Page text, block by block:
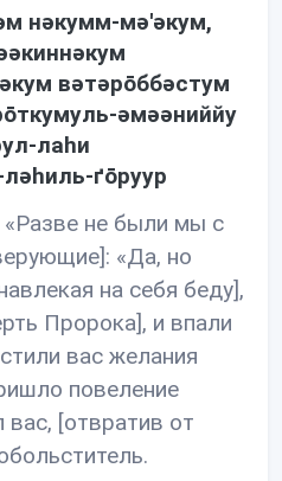
нəкумм-мə'əкум,
вəтəрōббəстум
əмəəниййу
лаhи
ґōруур
«Разве не были мы с
«Да, но
на себя беду],
Пророка], и впали
вас желания
повеление
вас, [отвратив от